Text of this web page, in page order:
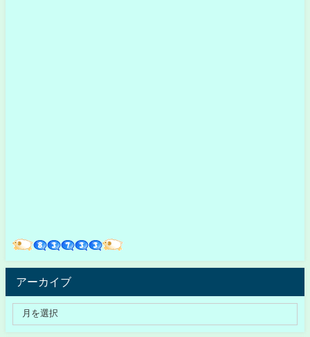
アーカイブ